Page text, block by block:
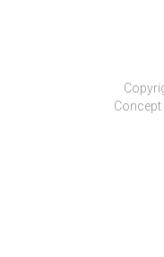
Concept